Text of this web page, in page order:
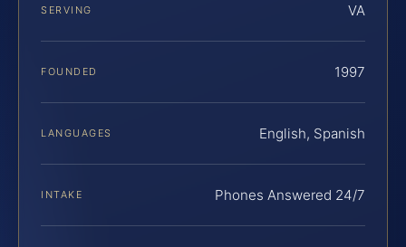
SERVING VA
FOUNDED 1997
LANGUAGES English, Spanish
INTAKE Phones Answered 24/7